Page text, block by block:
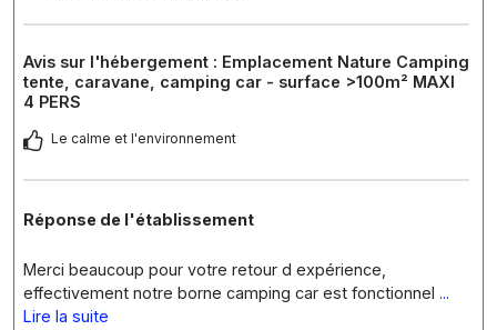
Avis sur l'hébergement : Emplacement Nature Camping
tente, caravane, camping car - surface >100m² MAXI
4 PERS
Le calme et l'environnement
Réponse de l'établissement
Merci beaucoup pour votre retour d expérience,
effectivement notre borne camping car est fonctionnel ...
Lire la suite